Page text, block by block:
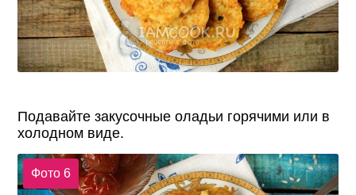
Подавайте закусочные оладьи горячими или в
холодном виде.
Фото 6